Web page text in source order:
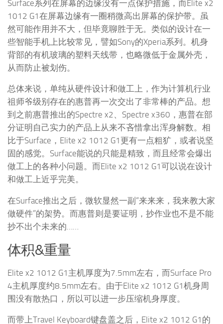
Surface系列在屏幕的边缘没有一点保护措施，而Elite x2
1012 G1在屏幕边缘有一圈稍微高出屏幕的保护带。虽
然可能作用并不大，但毕竟聊胜于无。类似的设计在一
些智能手机上比较常见，譬如Sony的Xperia系列。机身
背部的有机玻璃的塑料天线带，也略微低于金属外壳，
从而防止被划伤。
总体来说，单纯从硬件设计和做工上，作为计算机行业
祖师爷级别存在的惠普再一次交出了非常棒的产品。想
到之前惠普推出的Spectre x2、Spectre x360，惠普在部
分证明自己实力的产品上从来不吝惜拿出浑身解数。相
比于Surface，Elite x2 1012 G1更有一点粗犷，或者说坚
固的感觉。Surface能说的只能是精致，而且经常会爆出
做工上的各种小问题。而Elite x2 1012 G1可以说在设计
和做工上近乎完美。
在Surface推出之后，微软显然一副“来来来，我来教大家
做硬件”的架势。而惠普则是要证明，抄作业也不是不能
抄不出个未来的……
体积&重量
Elite x2 1012 G1主机厚度为7.5mm左右，而Surface Pro
4主机厚度约8.5mm左右。由于Elite x2 1012 G1机身周
围没有散热口，所以可以进一步压缩机身厚度。
而带上Travel Keyboard键盘盖之后，Elite x2 1012 G1的